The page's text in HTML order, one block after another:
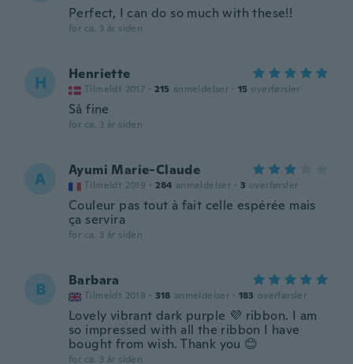
Perfect, I can do so much with these!!
for ca. 3 år siden
H Henriette
Tilmeldt 2017 · 215 anmeldelser · 15 overførsler
Så fine
for ca. 3 år siden
A Ayumi Marie-Claude
Tilmeldt 2019 · 284 anmeldelser · 3 overførsler
Couleur pas tout à fait celle espérée mais
ça servira
for ca. 3 år siden
B Barbara
Tilmeldt 2018 · 318 anmeldelser · 183 overførsler
Lovely vibrant dark purple 💜 ribbon. I am
so impressed with all the ribbon I have
bought from wish. Thank you 😊
for ca. 3 år siden